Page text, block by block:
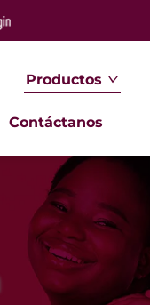
Productos
Contáctanos